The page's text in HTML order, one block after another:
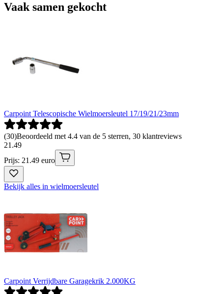
Vaak samen gekocht
Carpoint Telescopische Wielmoersleutel 17/19/21/23mm
(30)Beoordeeld met 4.4 van de 5 sterren, 30 klantreviews
21 .49
Prijs: 21.49 euro
Bekijk alles in wielmoersleutel
Carpoint Verrijdbare Garagekrik 2.000KG